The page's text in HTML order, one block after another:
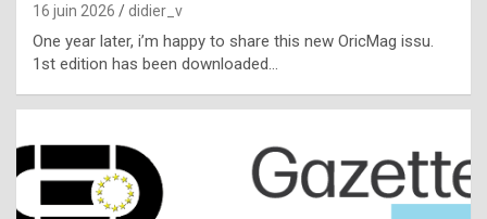
l
t
t
s
16 juin 2026 didier_v
One year later, i’m happy to share this new OricMag issu.
1st edition has been downloaded…